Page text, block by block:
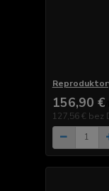
156,90 €
127,56 € bez